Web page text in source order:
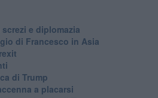
e diplomazia
di Francesco in Asia
di Trump
a placarsi